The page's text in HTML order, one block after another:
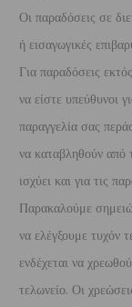
Οι παραδόσεις σε
ή εισαγωγικές
Για παραδόσεις
να είστε υπεύθυνοι
παραγγελία σας
να καταβληθούν από
ισχύει και για τις
Παρακαλούμε
να ελέγξουμε τυχόν
ενδέχεται να
τελωνείο. Οι